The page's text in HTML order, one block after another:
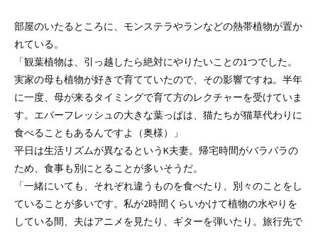
部屋のいたるところに、モンステラやランなどの熱帯植物が置か
れている。
「観葉植物は、引っ越したら絶対にやりたいことの1つでした。
実家の母も植物が好きで育てていたので、その影響ですね。半年
に一度、母が来るタイミングで育て方のレクチャーを受けていま
す。エバーフレッシュの大きな葉っぱは、猫たちが猫草代わりに
食べることもあるんですよ（奥様）」
平日は生活リズムが異なるというK夫妻。帰宅時間がバラバラの
ため、食事も別にとることが多いそうだ。
「一緒にいても、それぞれ違うものを食べたり、別々のことをし
ていることが多いです。私が2時間くらいかけて植物の水やりを
している間、夫はアニメを見たり、ギターを弾いたり。旅行先で